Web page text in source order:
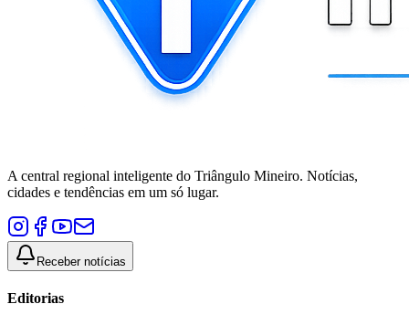
A central regional inteligente do Triângulo Mineiro. Notícias,
cidades e tendências em um só lugar.
Receber notícias
Editorias